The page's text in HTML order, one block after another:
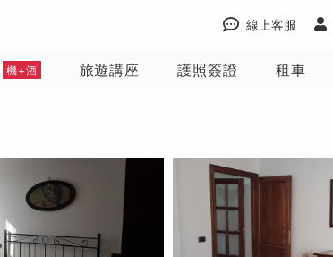
線上客服
機+酒 旅遊講座 護照簽證 租車